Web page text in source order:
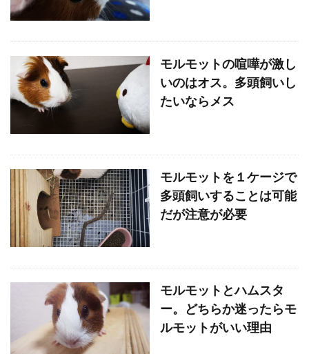
モルモットの喧嘩が激し
いのはオス。多頭飼いし
たいならメス
モルモットを１ケージで
多頭飼いすることは可能
だが注意が必要
モルモットとハムスタ
ー。どちらか迷ったらモ
ルモットがいい理由